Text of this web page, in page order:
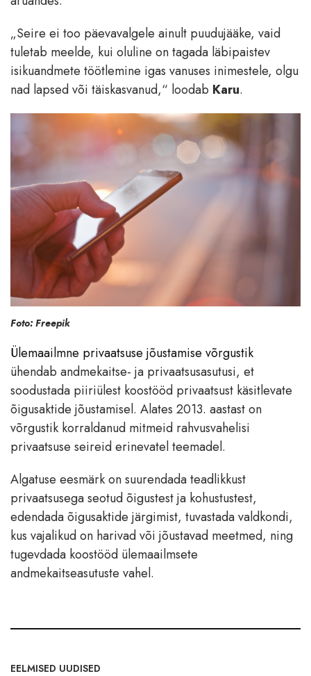
„Seire ei too päevavalgele ainult puudujääke, vaid
tuletab meelde, kui oluline on tagada läbipaistev
isikuandmete töötlemine igas vanuses inimestele, olgu
nad lapsed või täiskasvanud,“ loodab Karu.
Foto: Freepik
Ülemaailmne privaatsuse jõustamise võrgustik
ühendab andmekaitse- ja privaatsusasutusi, et
soodustada piiriülest koostööd privaatsust käsitlevate
õigusaktide jõustamisel. Alates 2013. aastast on
võrgustik korraldanud mitmeid rahvusvahelisi
privaatsuse seireid erinevatel teemadel.
Algatuse eesmärk on suurendada teadlikkust
privaatsusega seotud õigustest ja kohustustest,
edendada õigusaktide järgimist, tuvastada valdkondi,
kus vajalikud on harivad või jõustavad meetmed, ning
tugevdada koostööd ülemaailmsete
andmekaitseasutuste vahel.
EELMISED UUDISED